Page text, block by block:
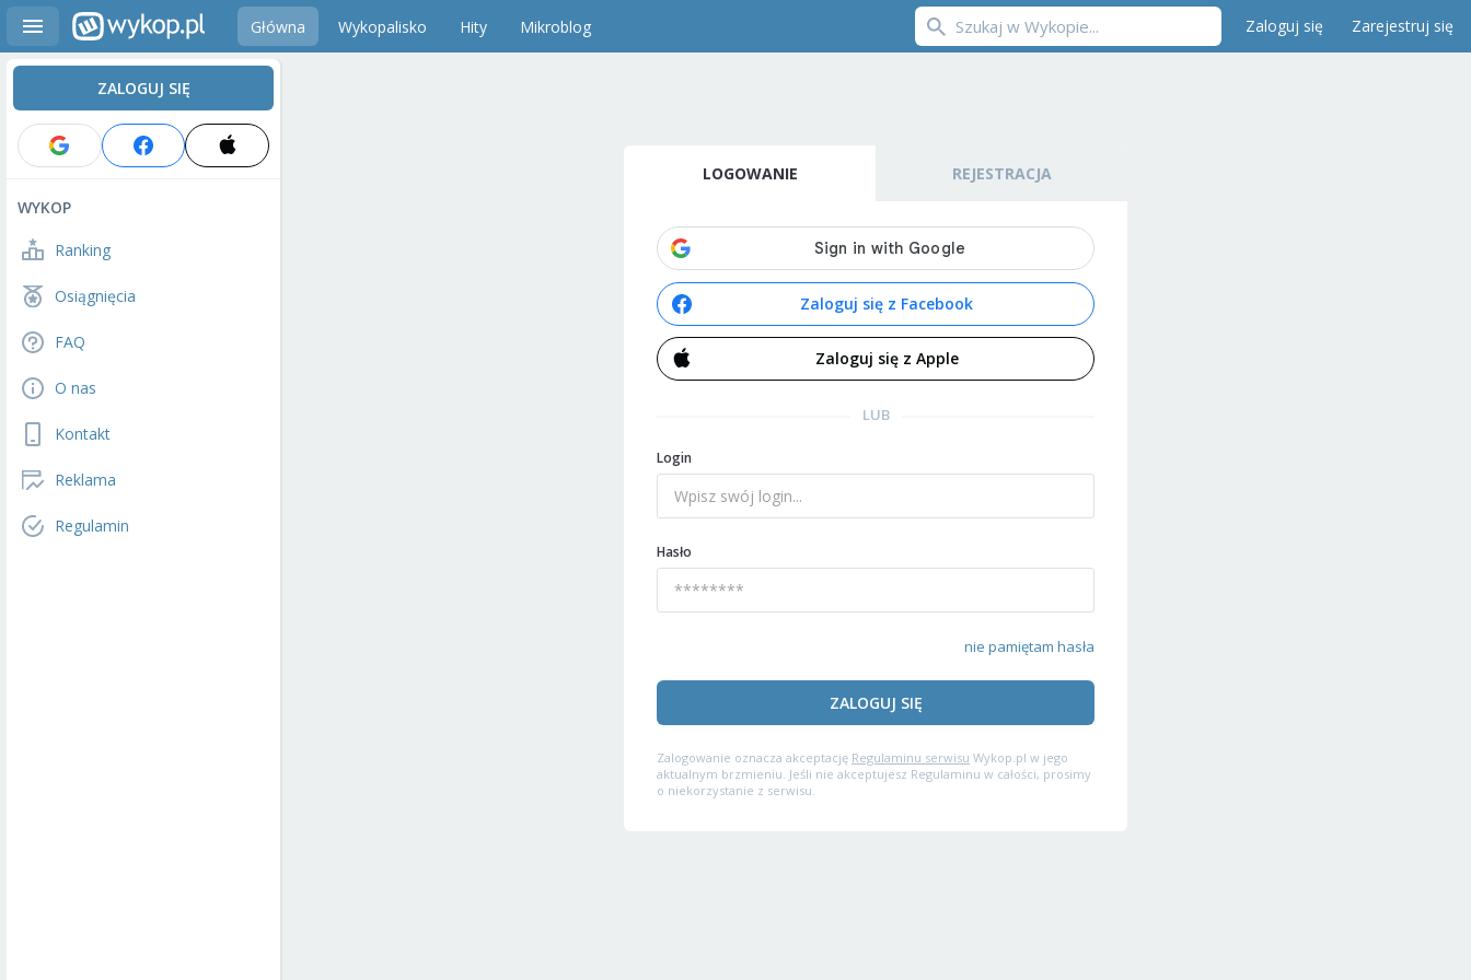
Główna Wykopalisko Hity Mikroblog Zaloguj się Zarejestruj się
ZALOGUJ SIĘ
WYKOP
Ranking
Osiągnięcia
FAQ
O nas
Kontakt
Reklama
Regulamin
LOGOWANIE REJESTRACJA
Zaloguj się z Facebook
Zaloguj się z Apple
LUB
Login
Hasło
nie pamiętam hasła
ZALOGUJ SIĘ
Zalogowanie oznacza akceptację Regulaminu serwisu Wykop.pl w jego
aktualnym brzmieniu. Jeśli nie akceptujesz Regulaminu w całości, prosimy
o niekorzystanie z serwisu.